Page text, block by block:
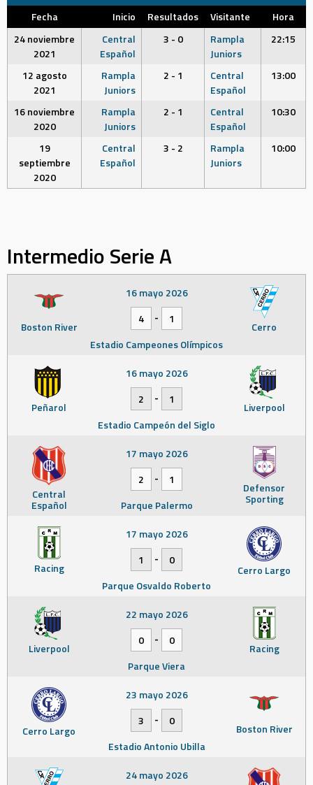
Fecha Inicio Resultados Visitante
Hora
24 noviembre
2021
Central
Español
3 - 0
Rampla
Juniors
22:15
12 agosto
2021
Rampla
Juniors
2 - 1
Central
Español
13:00
16 noviembre
2020
Rampla
Juniors
2 - 1
Central
Español
10:30
19
septiembre
2020
Central
Español
3 - 2
Rampla
Juniors
10:00
Intermedio Serie A
Boston River Cerro
16 mayo 2026
4
-
1
Estadio Campeones Olímpicos
Peñarol Liverpool
16 mayo 2026
2
-
1
Estadio Campeón del Siglo
Central
Español
Defensor
Sporting
17 mayo 2026
2
-
1
Parque Palermo
Racing Cerro Largo
17 mayo 2026
1
-
0
Parque Osvaldo Roberto
Liverpool Racing
22 mayo 2026
0
-
0
Parque Viera
Cerro Largo Boston River
23 mayo 2026
3
-
0
Estadio Antonio Ubilla
24 mayo 2026